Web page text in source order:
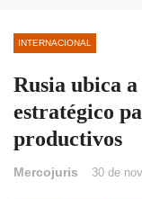
INTERNACIONAL
Rusia ubica
estratégico
productivos
Mercojuris 30 de